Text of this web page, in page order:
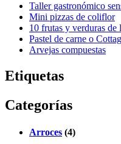
Taller gastronómico
Mini pizzas de coliflor
10 frutas y verduras de
Pastel de carne o
Arvejas compuestas
Etiquetas
Categorías
Arroces (4)